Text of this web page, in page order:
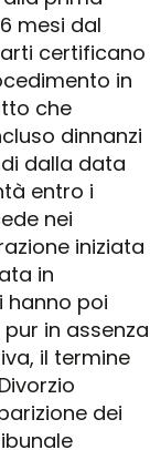
mesi dal
certificano
in
che
dinnanzi
dalla data
entro i
nei
iniziata
in
hanno poi
in assenza
il termine
dei